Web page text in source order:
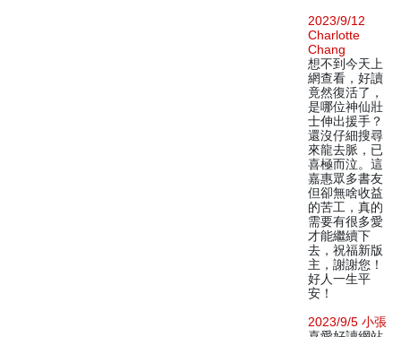
2023/9/12
Charlotte
Chang
想不到今天上
網查看，好讀
竟然復活了，
是哪位神仙壯
士伸出援手？
還沒仔細搜尋
來龍去脈，已
喜極而泣。這
嘉惠眾多書友
但卻無啥收益
的苦工，真的
需要有很多愛
才能繼續下
去，祝福新版
主，謝謝您！
好人一生平
安！
2023/9/5 小張